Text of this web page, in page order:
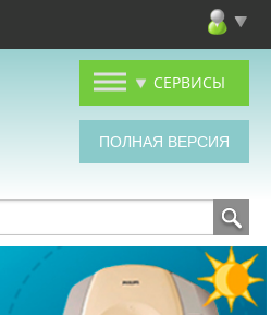
СЕРВИСЫ